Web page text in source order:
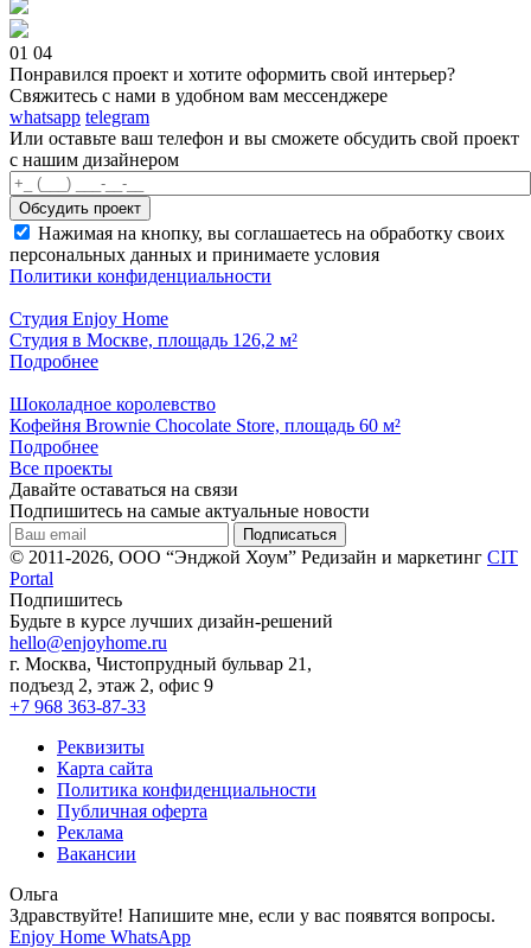
01 04
Понравился проект и хотите оформить свой интерьер?
Свяжитесь с нами в удобном вам мессенджере
whatsapp telegram
Или оставьте ваш телефон и вы сможете обсудить свой проект
с нашим дизайнером
Нажимая на кнопку, вы соглашаетесь на обработку своих
персональных данных и принимаете условия
Политики конфиденциальности
Студия Enjoy Home
Студия в Москве, площадь 126,2 м²
Подробнее
Шоколадное королевство
Кофейня Brownie Chocolate Store, площадь 60 м²
Подробнее
Все проекты
Давайте оставаться на связи
Подпишитесь на самые актуальные новости
© 2011-2026, ООО “Энджой Хоум” Редизайн и маркетинг CIT
Portal
Подпишитесь
Будьте в курсе лучших дизайн-решений
hello@enjoyhome.ru
г. Москва, Чистопрудный бульвар 21,
подъезд 2, этаж 2, офис 9
+7 968 363-87-33
Реквизиты
Карта сайта
Политика конфиденциальности
Публичная оферта
Реклама
Вакансии
Ольга
Здравствуйте! Напишите мне, если у вас появятся вопросы.
Enjoy Home WhatsApp